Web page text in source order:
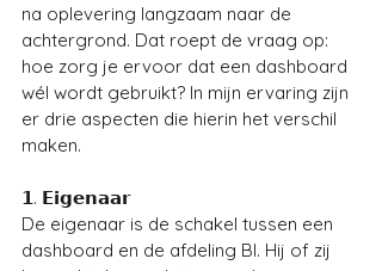
na oplevering langzaam naar de
achtergrond. Dat roept de vraag op:
hoe zorg je ervoor dat een dashboard
wél wordt gebruikt? In mijn ervaring zijn
er drie aspecten die hierin het verschil
maken.
𝟭. 𝗘𝗶𝗴𝗲𝗻𝗮𝗮𝗿
De eigenaar is de schakel tussen een
dashboard en de afdeling BI. Hij of zij